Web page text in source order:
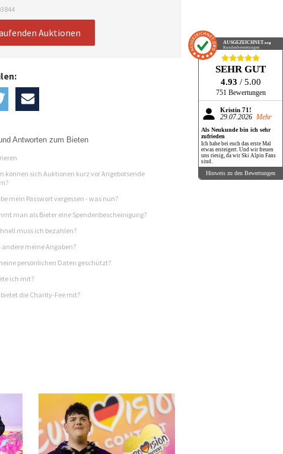
Auktionen
Antworten zum Bieten
können sich Auktionen kurz vor Angebotsende
mein Passwort vergessen - was nun?
man als Bieter eine Spendenbescheinigung?
muss ich bezahlen?
andere meine Angaben?
persönlichen Daten geschützt?
ich mit?
die Charity-Fee mit?
AUSGEZEICHNET.org
Kundenbewertungen
SEHR GUT
4.93 / 5.00
751 Bewertungen
Kristin 71!
29.07.2026 Mehr
Als Neukunde bin ich sehr
zufrieden
Ich habe bei euch das erste Mal
etwas ersteigert. Und wir freuen
uns riesig, da wir Ski Alpin Fans
sind.
Hinweis zu den Bewertungen